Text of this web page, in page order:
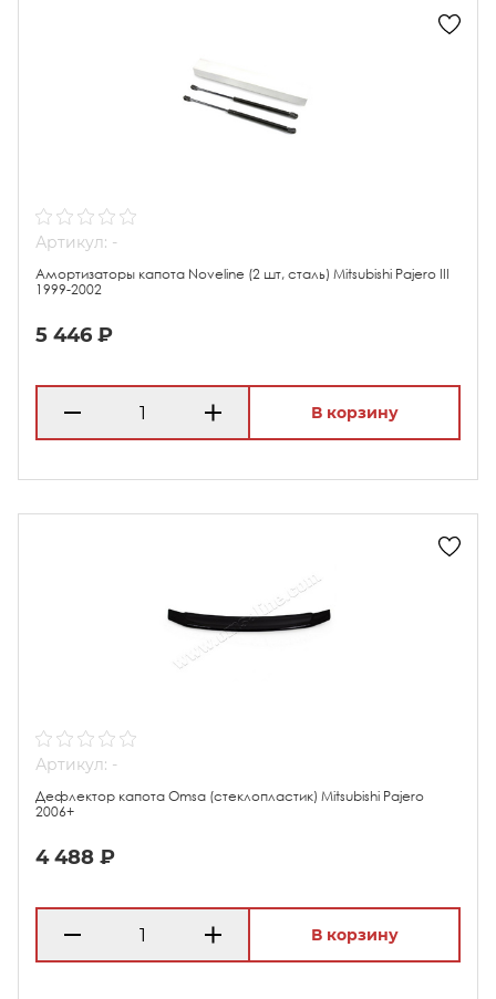
Артикул: -
Амортизаторы капота Noveline (2 шт, сталь) Mitsubishi Pajero III
1999-2002
5 446 ₽
В корзину
Артикул: -
Дефлектор капота Omsa (стеклопластик) Mitsubishi Pajero
2006+
4 488 ₽
В корзину